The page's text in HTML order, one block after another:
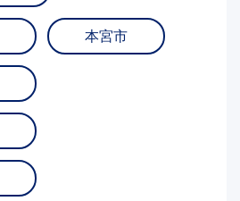
本宮市